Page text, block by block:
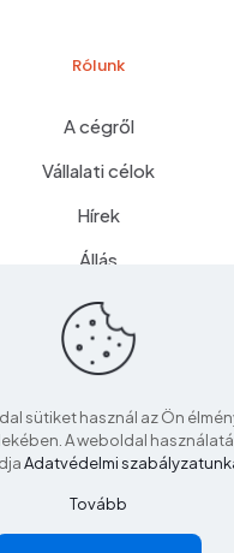
Rólunk
A cégről
Vállalati célok
Hírek
Állás
Csatlakozz hozzánk
LCSdesign
sütiket használ az Ön
A weboldal
Adatvédelmi
Tovább